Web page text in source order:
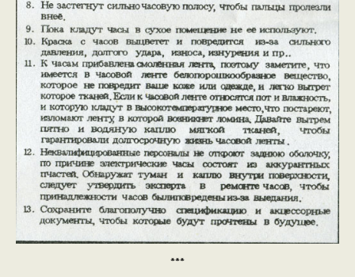
***